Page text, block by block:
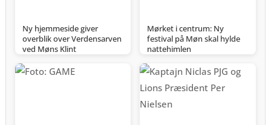
Ny hjemmeside giver
overblik over Verdensarven
ved Møns Klint
Mørket i centrum: Ny
festival på Møn skal hylde
nattehimlen